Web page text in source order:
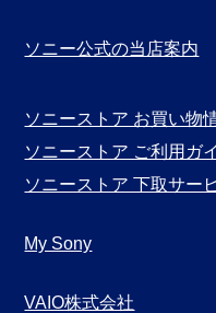
ソニー公式の当店案内
ソニーストア お買い物
ソニーストア ご利用ガ
ソニーストア 下取サー
My Sony
VAIO株式会社